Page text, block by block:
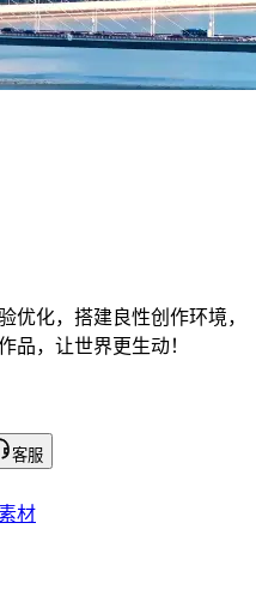
优化，搭建良性创作环境，
品，让世界更生动！
客服
材